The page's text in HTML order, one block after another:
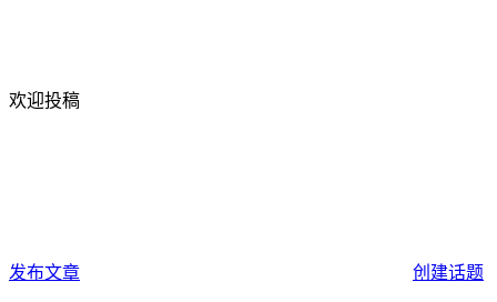
欢迎投稿
发布文章 创建话题